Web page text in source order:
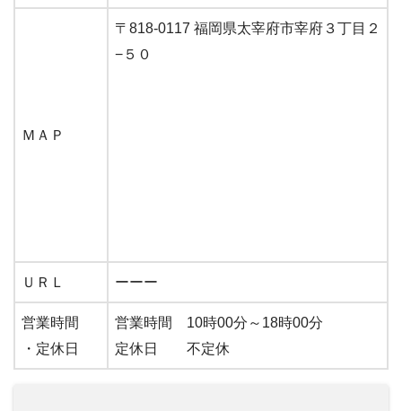
ＭＡＰ
〒818-0117 福岡県太宰府市宰府３丁目２
−５０
ＵＲＬ ーーー
営業時間
・定休日
営業時間 10時00分～18時00分
定休日 不定休